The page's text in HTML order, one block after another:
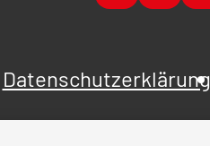
Datenschutzerklärung